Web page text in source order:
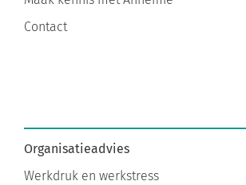
Contact
Organisatieadvies
Werkdruk en werkstress